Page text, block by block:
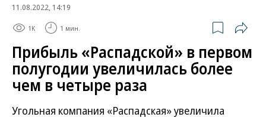
11.08.2022, 14:19
1K 1 мин.
Прибыль «Распадской» в первом
полугодии увеличилась более
чем в четыре раза
Угольная компания «Распадская» увеличила